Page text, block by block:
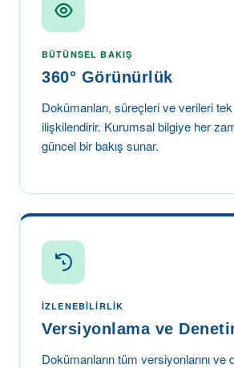
BÜTÜNSEL BAKIŞ
360° Görünürlük
Dokümanları, süreçleri ve verileri
ilişkilendirir. Kurumsal bilgiye her
güncel bir bakış sunar.
İZLENEBILIRLIK
Versiyonlama ve
Dokümanların tüm versiyonlarını ve